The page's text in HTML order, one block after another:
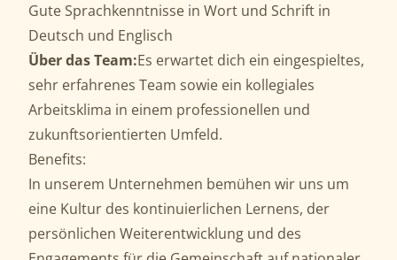
Gute Sprachkenntnisse in Wort und Schrift in
Deutsch und Englisch
Über das Team:Es erwartet dich ein eingespieltes,
sehr erfahrenes Team sowie ein kollegiales
Arbeitsklima in einem professionellen und
zukunftsorientierten Umfeld.
Benefits:
In unserem Unternehmen bemühen wir uns um
eine Kultur des kontinuierlichen Lernens, der
persönlichen Weiterentwicklung und des